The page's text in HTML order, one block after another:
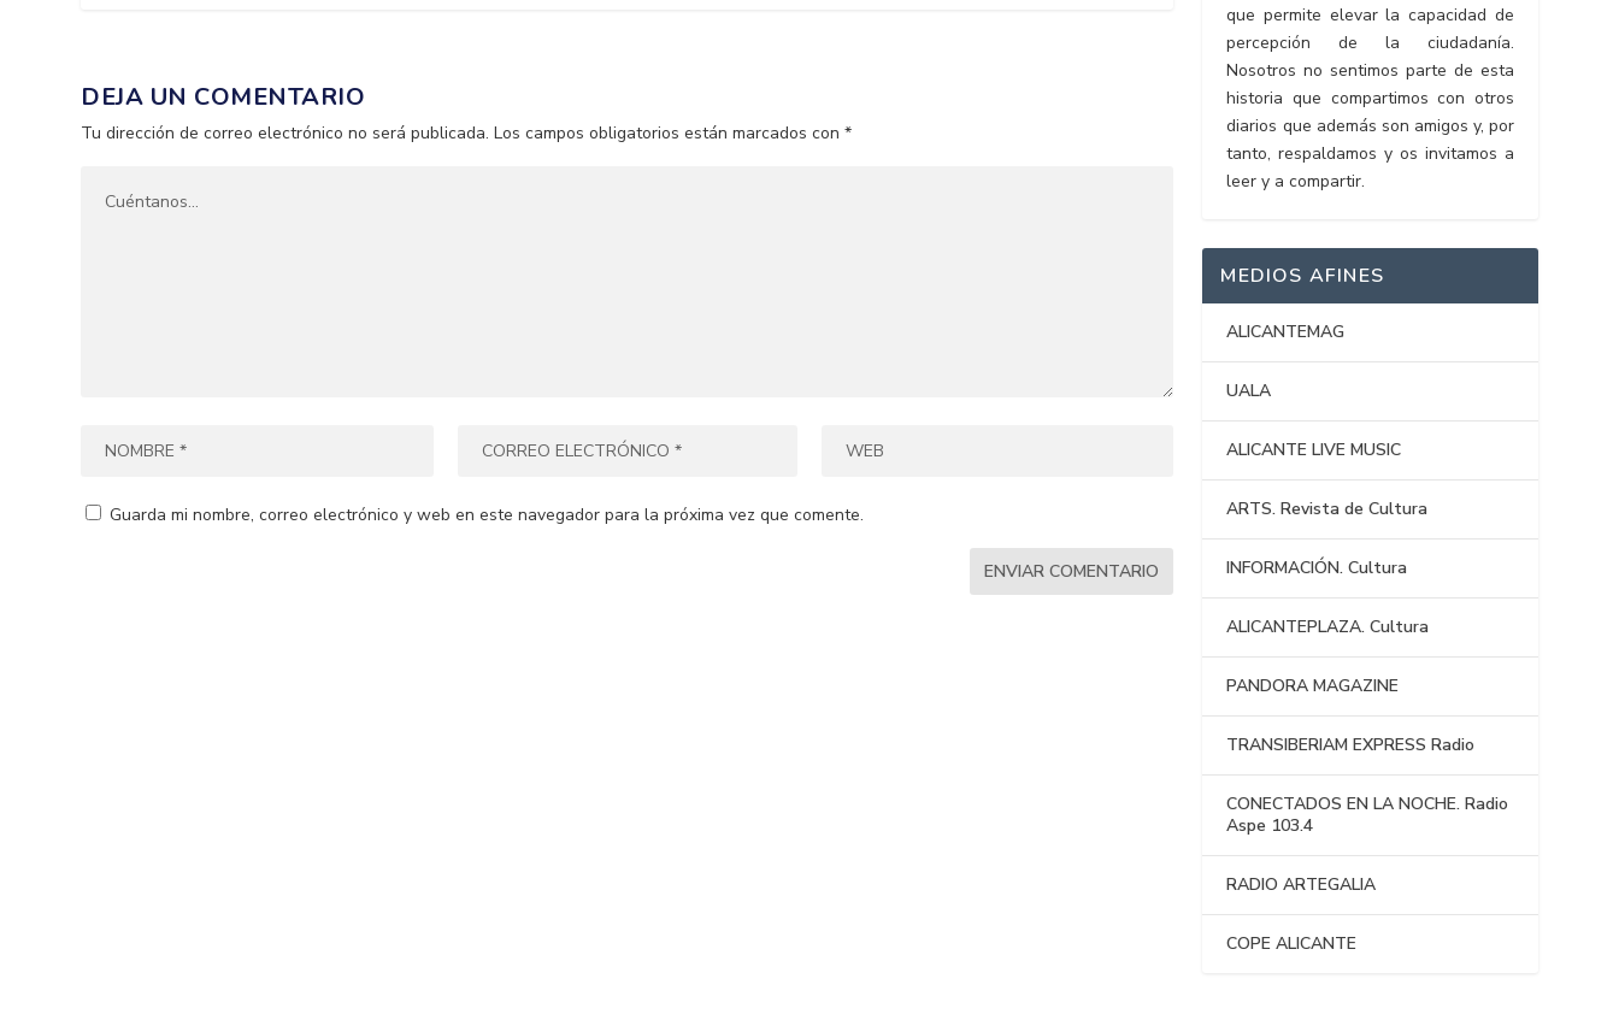
DEJA UN COMENTARIO
Tu dirección de correo electrónico no será publicada. Los campos obligatorios están marcados con*
Guarda mi nombre, correo electrónico y web en este navegador para la próxima vez que comente.
que permite elevar la capacidad de
percepción de la ciudadanía.
Nosotros no sentimos parte de esta
historia que compartimos con otros
diarios que además son amigos y, por
tanto, respaldamos y os invitamos a
leer y a compartir.
MEDIOS AFINES
ALICANTEMAG
UALA
ALICANTE LIVE MUSIC
ARTS. Revista de Cultura
INFORMACIÓN. Cultura
ALICANTEPLAZA. Cultura
PANDORA MAGAZINE
TRANSIBERIAM EXPRESS Radio
CONECTADOS EN LA NOCHE. Radio
Aspe 103.4
RADIO ARTEGALIA
COPE ALICANTE